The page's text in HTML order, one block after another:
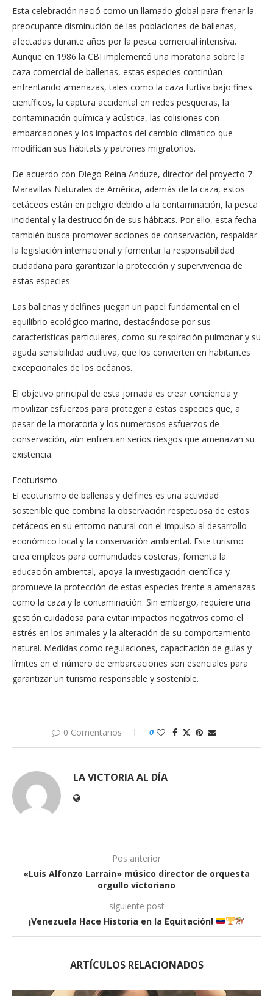
Esta celebración nació como un llamado global para frenar la
preocupante disminución de las poblaciones de ballenas,
afectadas durante años por la pesca comercial intensiva.
Aunque en 1986 la CBI implementó una moratoria sobre la
caza comercial de ballenas, estas especies continúan
enfrentando amenazas, tales como la caza furtiva bajo fines
científicos, la captura accidental en redes pesqueras, la
contaminación química y acústica, las colisiones con
embarcaciones y los impactos del cambio climático que
modifican sus hábitats y patrones migratorios.
De acuerdo con Diego Reina Anduze, director del proyecto 7
Maravillas Naturales de América, además de la caza, estos
cetáceos están en peligro debido a la contaminación, la pesca
incidental y la destrucción de sus hábitats. Por ello, esta fecha
también busca promover acciones de conservación, respaldar
la legislación internacional y fomentar la responsabilidad
ciudadana para garantizar la protección y supervivencia de
estas especies.
Las ballenas y delfines juegan un papel fundamental en el
equilibrio ecológico marino, destacándose por sus
características particulares, como su respiración pulmonar y su
aguda sensibilidad auditiva, que los convierten en habitantes
excepcionales de los océanos.
El objetivo principal de esta jornada es crear conciencia y
movilizar esfuerzos para proteger a estas especies que, a
pesar de la moratoria y los numerosos esfuerzos de
conservación, aún enfrentan serios riesgos que amenazan su
existencia.
Ecoturismo
El ecoturismo de ballenas y delfines es una actividad
sostenible que combina la observación respetuosa de estos
cetáceos en su entorno natural con el impulso al desarrollo
económico local y la conservación ambiental. Este turismo
crea empleos para comunidades costeras, fomenta la
educación ambiental, apoya la investigación científica y
promueve la protección de estas especies frente a amenazas
como la caza y la contaminación. Sin embargo, requiere una
gestión cuidadosa para evitar impactos negativos como el
estrés en los animales y la alteración de su comportamiento
natural. Medidas como regulaciones, capacitación de guías y
límites en el número de embarcaciones son esenciales para
garantizar un turismo responsable y sostenible.
0 Comentarios 0
LA VICTORIA AL DÍA
Pos anterior
«Luis Alfonzo Larrain» músico director de orquesta
orgullo victoriano
siguiente post
¡Venezuela Hace Historia en la Equitación!
ARTÍCULOS RELACIONADOS